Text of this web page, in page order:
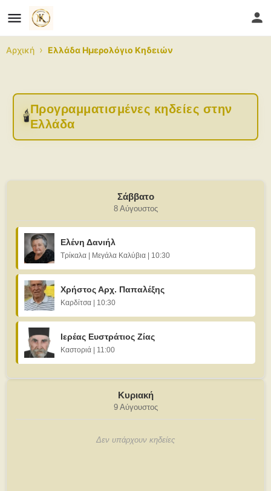
Αρχική › Ελλάδα Ημερολόγιο Κηδειών
🕯️Προγραμματισμένες κηδείες στην
Ελλάδα
Σάββατο
8 Αύγουστος
Ελένη Δανιήλ
Τρίκαλα | Μεγάλα Καλύβια | 10:30
Χρήστος Αρχ. Παπαλέξης
Καρδίτσα | 10:30
Ιερέας Ευστράτιος Ζίας
Καστοριά | 11:00
Κυριακή
9 Αύγουστος
Δεν υπάρχουν κηδείες